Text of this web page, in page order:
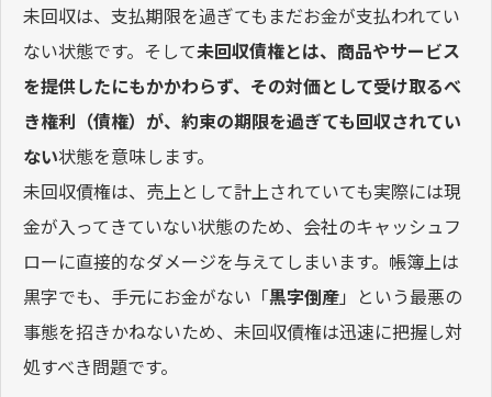
未回収は、支払期限を過ぎてもまだお金が支払われてい
ない状態です。そして未回収債権とは、商品やサービス
を提供したにもかかわらず、その対価として受け取るべ
き権利（債権）が、約束の期限を過ぎても回収されてい
ない状態を意味します。
未回収債権は、売上として計上されていても実際には現
金が入ってきていない状態のため、会社のキャッシュフ
ローに直接的なダメージを与えてしまいます。帳簿上は
黒字でも、手元にお金がない「黒字倒産」という最悪の
事態を招きかねないため、未回収債権は迅速に把握し対
処すべき問題です。